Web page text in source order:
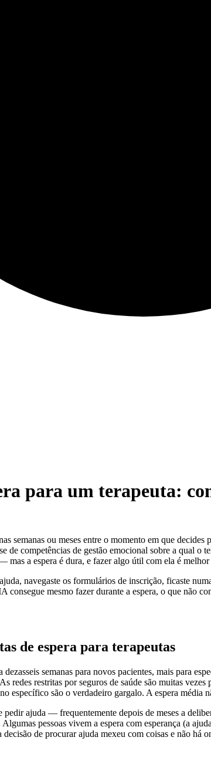
para um terapeuta:
semanas ou meses entre o momento em que
de competências de gestão emocional sobre a qual o
a espera é dura, e fazer algo útil com ela é
navegaste os formulários de inscrição, ficaste
mesmo fazer durante a espera, o que não
de espera para terapeutas
semanas para novos pacientes, mais para
redes restritas por seguros de saúde são muitas
específico são o verdadeiro gargalo. A espera média
ajuda — frequentemente depois de meses a
pessoas vivem a espera com esperança (a
de procurar ajuda mexeu com coisas e não há